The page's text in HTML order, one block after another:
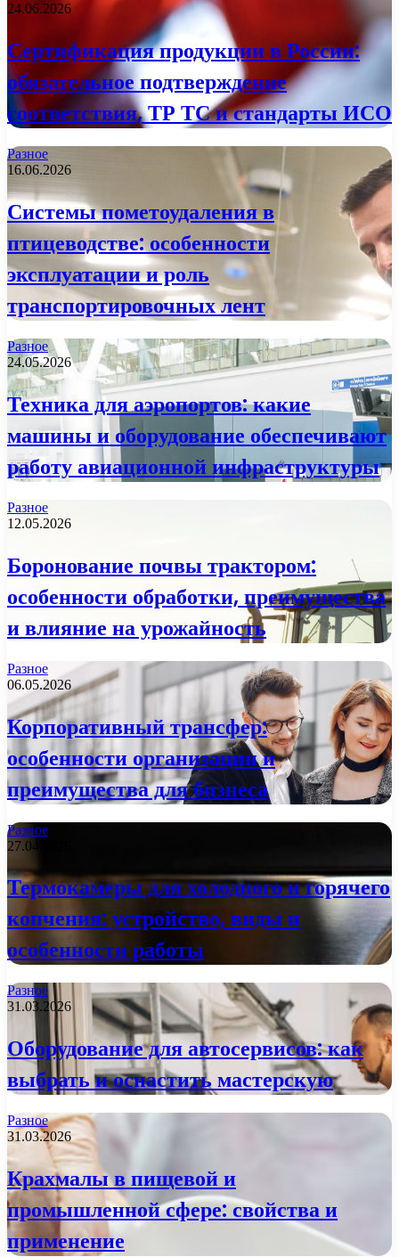
24.06.2026
Сертификация продукции в России:
обязательное подтверждение
соответствия, ТР ТС и стандарты ИСО
Разное
16.06.2026
Системы пометоудаления в
птицеводстве: особенности
эксплуатации и роль
транспортировочных лент
Разное
24.05.2026
Техника для аэропортов: какие
машины и оборудование обеспечивают
работу авиационной инфраструктуры
Разное
12.05.2026
Боронование почвы трактором:
особенности обработки, преимущества
и влияние на урожайность
Разное
06.05.2026
Корпоративный трансфер:
особенности организации и
преимущества для бизнеса
Разное
27.04.2026
Термокамеры для холодного и горячего
копчения: устройство, виды и
особенности работы
Разное
31.03.2026
Оборудование для автосервисов: как
выбрать и оснастить мастерскую
Разное
31.03.2026
Крахмалы в пищевой и
промышленной сфере: свойства и
применение